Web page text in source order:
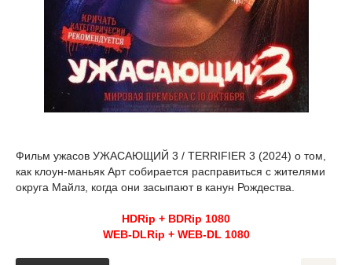
Фильм ужасов УЖАСАЮЩИЙ 3 / TERRIFIER 3 (2024) о том,
как клоун-маньяк Арт собирается расправиться с жителями
округа Майлз, когда они засыпают в канун Рождества.
HDRip + BDRip 1080
WEB-DLRip + WEB-DL 1080